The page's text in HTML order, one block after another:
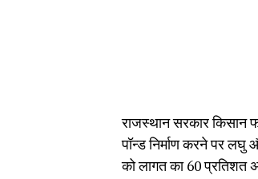
राजस्थान सरकार किसान
पॉन्ड निर्माण करने पर लघु
को लागत का 60 प्रतिशत